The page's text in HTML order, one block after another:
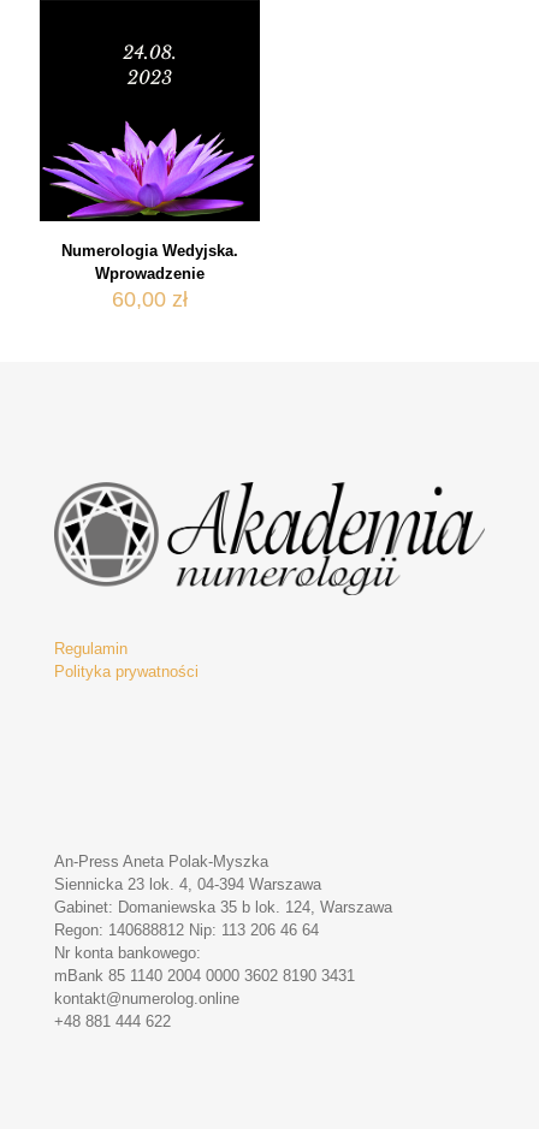
Numerologia Wedyjska.
Wprowadzenie
60,00 zł
Regulamin
Polityka prywatności
An-Press Aneta Polak-Myszka
Siennicka 23 lok. 4, 04-394 Warszawa
Gabinet: Domaniewska 35 b lok. 124, Warszawa
Regon: 140688812 Nip: 113 206 46 64
Nr konta bankowego:
mBank 85 1140 2004 0000 3602 8190 3431
kontakt@numerolog.online
+48 881 444 622